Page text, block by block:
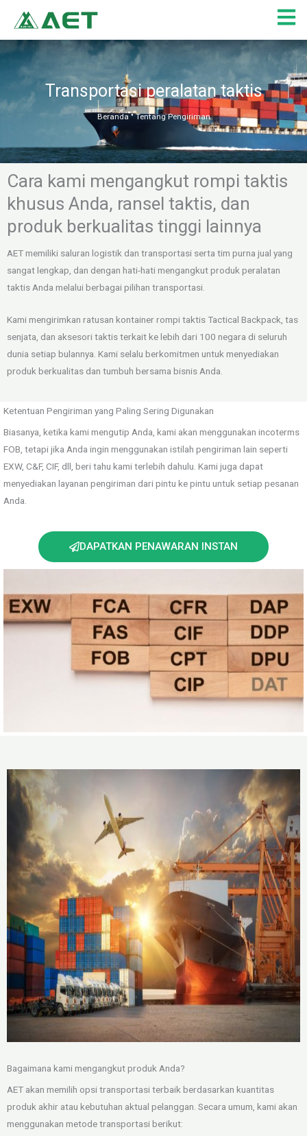
konten
Transportasi peralatan taktis
Beranda"Tentang Pengiriman
Cara kami mengangkut rompi taktis
khusus Anda, ransel taktis, dan
produk berkualitas tinggi lainnya
AET memiliki saluran logistik dan transportasi serta tim purna jual yang
sangat lengkap, dan dengan hati-hati mengangkut produk peralatan
taktis Anda melalui berbagai pilihan transportasi.
Kami mengirimkan ratusan kontainer rompi taktis Tactical Backpack, tas
senjata, dan aksesori taktis terkait ke lebih dari 100 negara di seluruh
dunia setiap bulannya. Kami selalu berkomitmen untuk menyediakan
produk berkualitas dan tumbuh bersama bisnis Anda.
Ketentuan Pengiriman yang Paling Sering Digunakan
Biasanya, ketika kami mengutip Anda, kami akan menggunakan incoterms
FOB, tetapi jika Anda ingin menggunakan istilah pengiriman lain seperti
EXW, C&F, CIF, dll, beri tahu kami terlebih dahulu. Kami juga dapat
menyediakan layanan pengiriman dari pintu ke pintu untuk setiap pesanan
Anda.
DAPATKAN PENAWARAN INSTAN
Bagaimana kami mengangkut produk Anda?
AET akan memilih opsi transportasi terbaik berdasarkan kuantitas
produk akhir atau kebutuhan aktual pelanggan. Secara umum, kami akan
menggunakan metode transportasi berikut: